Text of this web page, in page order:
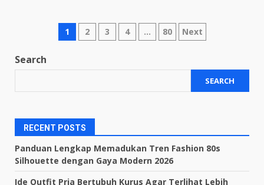
Posts
1 2 3 4 … 80 Next
Search
SEARCH
RECENT POSTS
Panduan Lengkap Memadukan Tren Fashion 80s
Silhouette dengan Gaya Modern 2026
Ide Outfit Pria Bertubuh Kurus Agar Terlihat Lebih